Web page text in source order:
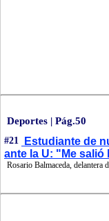
Deportes | Pág.50
#21
Estudiante de
ante la U: "Me salió
Rosario Balmaceda, delantera